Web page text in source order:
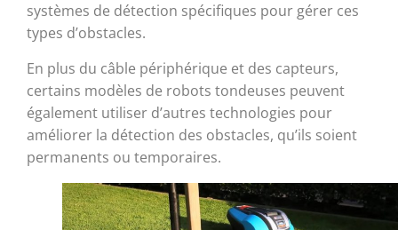
systèmes de détection spécifiques pour gérer ces
types d’obstacles.
En plus du câble périphérique et des capteurs,
certains modèles de robots tondeuses peuvent
également utiliser d’autres technologies pour
améliorer la détection des obstacles, qu’ils soient
permanents ou temporaires.